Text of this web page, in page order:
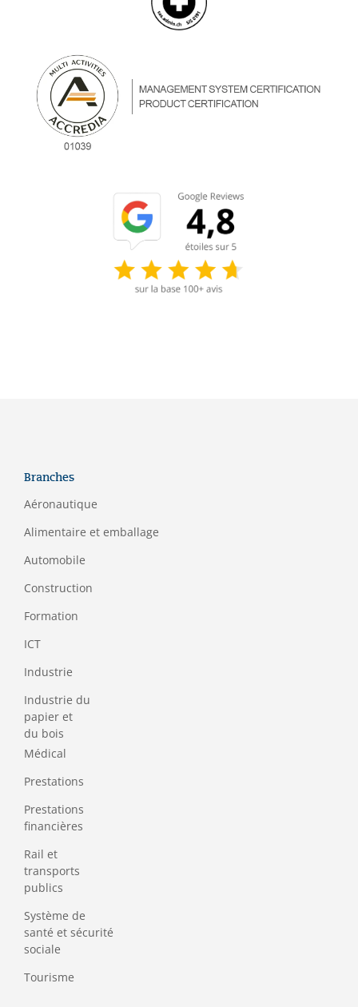
Branches
Aéronautique
Alimentaire et emballage
Automobile
Construction
Formation
ICT
Industrie
Industrie du
papier et
du bois
Médical
Prestations
Prestations
financières
Rail et
transports
publics
Système de
santé et sécurité
sociale
Tourisme